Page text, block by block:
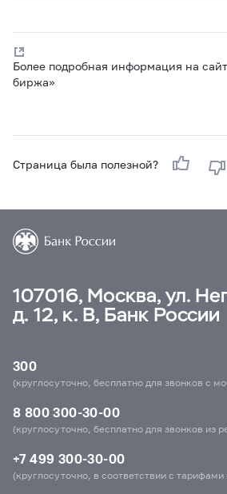
Более подробная информация на
биржа»
Страница была полезной?
107016, Москва, ул.
д. 12, к. В, Банк России
300
(круглосуточно, бесплатно для звонков с
8 800 300-30-00
(круглосуточно, бесплатно для звонков из
+7 499 300-30-00
(круглосуточно, в соответствии с